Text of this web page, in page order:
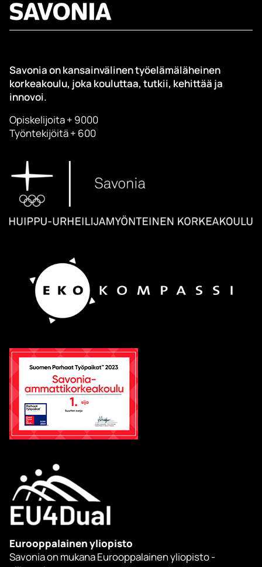
Savonia on kansainvälinen työelämäläheinen
korkeakoulu, joka kouluttaa, tutkii, kehittää ja
innovoi.
Opiskelijoita + 9000
Työntekijöitä + 600
Eurooppalainen yliopisto
Savonia on mukana Eurooppalainen yliopisto -